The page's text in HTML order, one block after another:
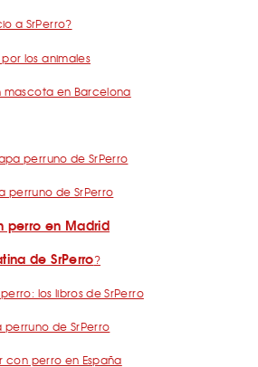
a SrPerro?
los animales
mascota en Barcelona
perruno de SrPerro
perruno de SrPerro
perro en Madrid
de SrPerro?
los libros de SrPerro
de SrPerro
con perro en España